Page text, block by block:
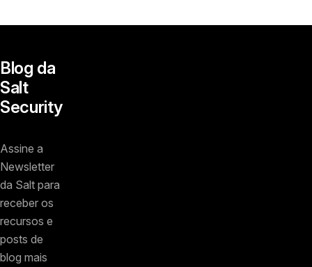
Blog da
Salt
Security
Assine a
Newsletter
da Salt para
receber os
recursos e
posts de
blog mais